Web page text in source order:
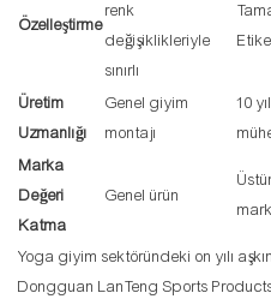
Özelleştirme
renk
değişiklikleriyle
sınırlı
Üretim
Uzmanlığı
Genel giyim
montajı
10
Marka
Değeri
Katma
Genel ürün
Yoga giyim sektöründeki on yılı
Dongguan LanTeng Sports